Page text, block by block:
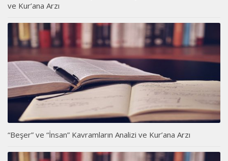
ve Kur’ana Arzı
“Beşer” ve “İnsan” Kavramların Analizi ve Kur’ana Arzı